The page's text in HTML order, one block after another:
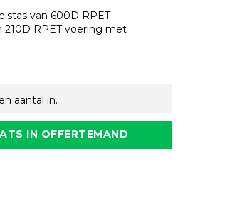
van 600D RPET
210D RPET voering met
aantal in.
IN OFFERTEMAND